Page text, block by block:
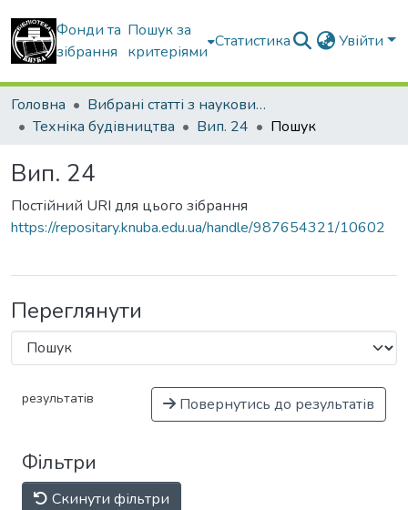
Фонди та
зібрання
Пошук за
критеріями
Статистика Увійти
Головна
Вибрані статті з наукових збірників КНУБА
Техніка будівництва
Вип. 24 Пошук
Вип. 24
Постійний URI для цього зібрання
https://repositary.knuba.edu.ua/handle/987654321/10602
Переглянути
результатів Повернутись до результатів
Фільтри
Скинути фільтри